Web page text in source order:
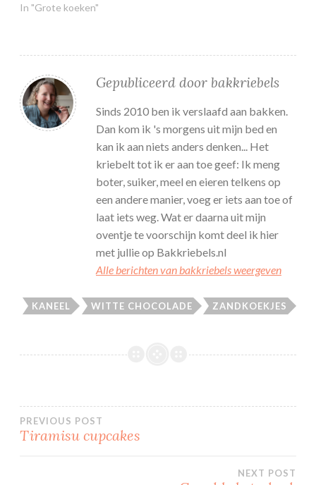
In "Grote koeken"
Gepubliceerd door bakkriebels
Sinds 2010 ben ik verslaafd aan bakken.
Dan kom ik 's morgens uit mijn bed en
kan ik aan niets anders denken... Het
kriebelt tot ik er aan toe geef: Ik meng
boter, suiker, meel en eieren telkens op
een andere manier, voeg er iets aan toe of
laat iets weg. Wat er daarna uit mijn
oventje te voorschijn komt deel ik hier
met jullie op Bakkriebels.nl
Alle berichten van bakkriebels weergeven
KANEEL WITTE CHOCOLADE ZANDKOEKJES
Bericht
PREVIOUS POST
Tiramisu cupcakes
NEXT POST